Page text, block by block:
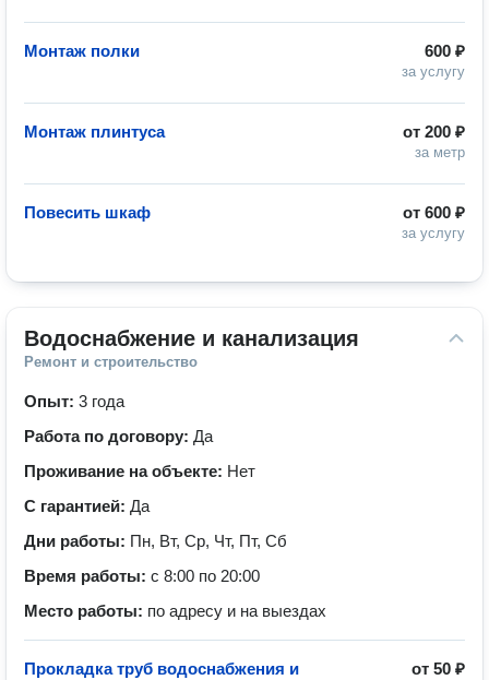
600 ₽
за услугу
Монтаж полки
от 200 ₽
за метр
Монтаж плинтуса
от 600 ₽
за услугу
Повесить шкаф
Водоснабжение и канализация
Ремонт и строительство
Опыт: 3 года
Работа по договору: Да
Проживание на объекте: Нет
С гарантией: Да
Дни работы: Пн, Вт, Ср, Чт, Пт, Сб
Время работы: с 8:00 по 20:00
Место работы: по адресу и на выездах
от 50 ₽
Прокладка труб водоснабжения и